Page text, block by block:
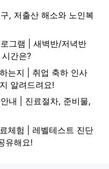
, 저출산 해소와 노인복
그램 | 새벽반/저녁반
간은?
는지 | 취업 축하 인사
알려드려요!
내 | 진료절차, 준비물,
체험 | 레벨테스트 진단
유해요!